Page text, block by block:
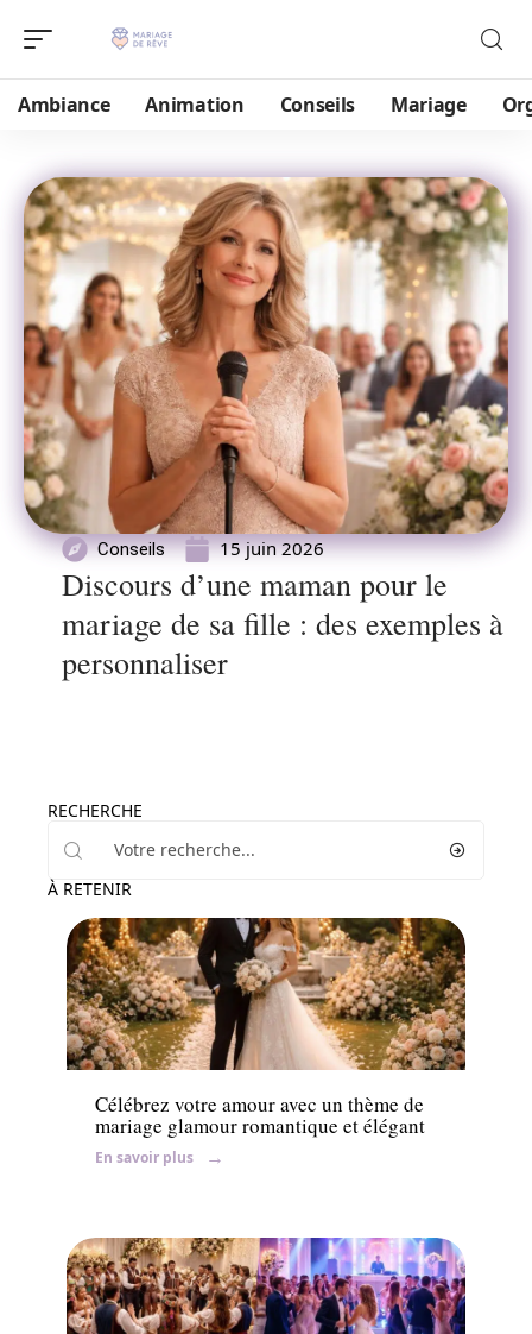
Ambiance Animation Conseils Mariage
Conseils 15 juin 2026
Discours d’une maman pour le
mariage de sa fille : des exemples à
personnaliser
RECHERCHE
À RETENIR
Conseils
Célébrez votre amour avec un thème de
mariage glamour romantique et élégant
En savoir plus